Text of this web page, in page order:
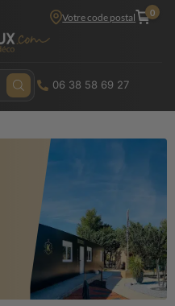
Votre code postal 0
06 38 58 69 27